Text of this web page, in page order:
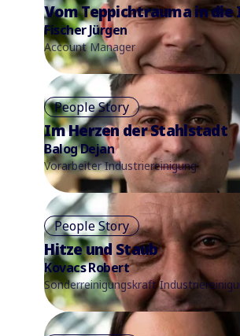
Vom Teppichtrauma in
Fischer Jürgen
Account Manager
People Story
Im Herzen der Stahlstadt
Balog Dejan
Vorarbeiter Industriereinigung
People Story
Hitze und Staub
Kovacs Robert
Sonderreinigungskraft